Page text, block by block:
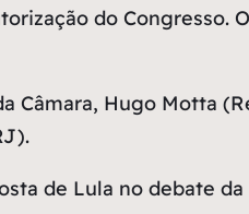
do Congresso.
Câmara, Hugo Motta
de Lula no debate